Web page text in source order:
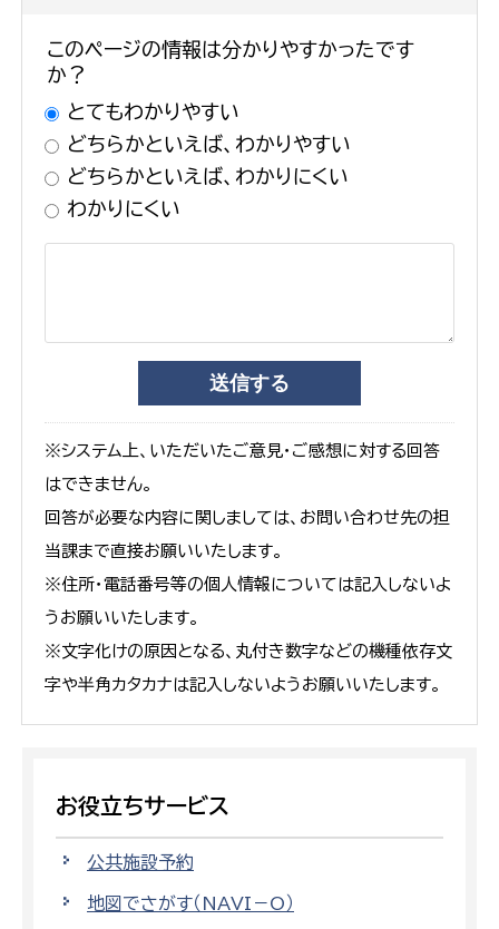
このページの情報は分かりやすかったです
か？
とてもわかりやすい
どちらかといえば、わかりやすい
どちらかといえば、わかりにくい
わかりにくい
※システム上、いただいたご意見・ご感想に対する回答
はできません。
回答が必要な内容に関しましては、お問い合わせ先の担
当課まで直接お願いいたします。
※住所・電話番号等の個人情報については記入しないよ
うお願いいたします。
※文字化けの原因となる、丸付き数字などの機種依存文
字や半角カタカナは記入しないようお願いいたします。
お役立ちサービス
公共施設予約
地図でさがす（NAVI－O）